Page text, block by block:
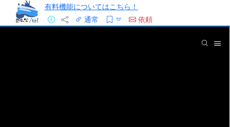
有料機能についてはこちら！
通常
依頼